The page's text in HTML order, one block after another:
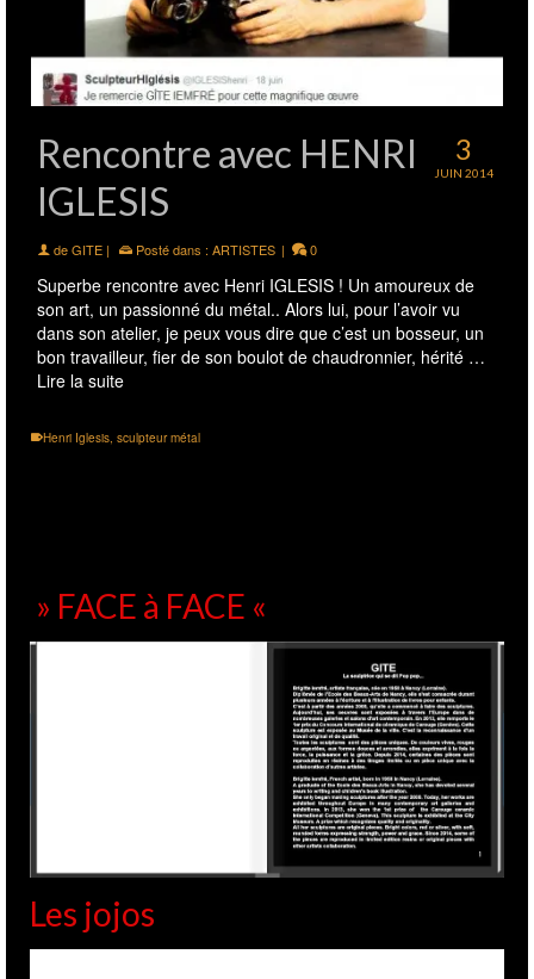
3
JUIN 2014
Rencontre avec HENRI
IGLESIS
deGITE | Posté dans : ARTISTES | 0
Superbe rencontre avec Henri IGLESIS ! Un amoureux de
son art, un passionné du métal.. Alors lui, pour l’avoir vu
dans son atelier, je peux vous dire que c’est un bosseur, un
bon travailleur, fier de son boulot de chaudronnier, hérité …
Lire la suite
Henri Iglesis, sculpteur métal
» FACE à FACE «
Les jojos